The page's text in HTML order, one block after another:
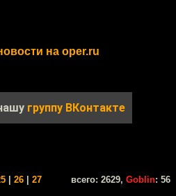
на oper.ru
группу ВКонтакте
26 27 всего: 2629, Goblin: 56